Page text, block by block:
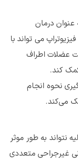
عنوان درمان
می تواند با
عضلات اطراف
کند.
نحوه انجام
می‌کند.
نتواند به طور موثر
غیرجراحی متعددی